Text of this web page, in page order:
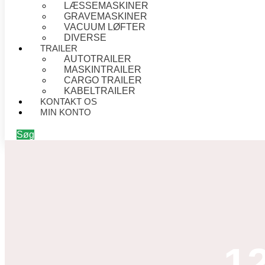
LÆSSEMASKINER
GRAVEMASKINER
VACUUM LØFTER
DIVERSE
TRAILER
AUTOTRAILER
MASKINTRAILER
CARGO TRAILER
KABELTRAILER
KONTAKT OS
MIN KONTO
Søg